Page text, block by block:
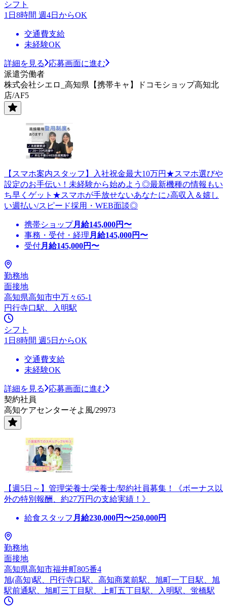
シフト
1日8時間 週4日からOK
交通費支給
未経験OK
詳細を見る
応募画面に進む
派遣労働者
株式会社シエロ_高知県【携帯キャ】ドコモショップ高知北
店/AF5
【スマホ案内スタッフ】入社祝金最大10万円★スマホ選びや
設定のお手伝い！未経験から始めよう◎最新機種の情報もい
ち早くゲット★スマホが手放せないあなたに♪高収入＆嬉し
い週払い/スピード採用・WEB面談◎
携帯ショップ月給145,000円〜
事務・受付・経理 月給145,000円〜
受付月給145,000円〜
勤務地
面接地
高知県高知市中万々65-1
円行寺口駅、入明駅
シフト
1日8時間 週5日からOK
交通費支給
未経験OK
詳細を見る
応募画面に進む
契約社員
高知ケアセンターそよ風/29973
【週5日～】管理栄養士/栄養士/契約社員募集！《ボーナス以
外の特別報酬、約27万円の支給実績！》
給食スタッフ 月給230,000円〜250,000円
勤務地
面接地
高知県高知市福井町805番4
旭(高知)駅、円行寺口駅、高知商業前駅、旭町一丁目駅、旭
駅前通駅、旭町三丁目駅、上町五丁目駅、入明駅、蛍橋駅